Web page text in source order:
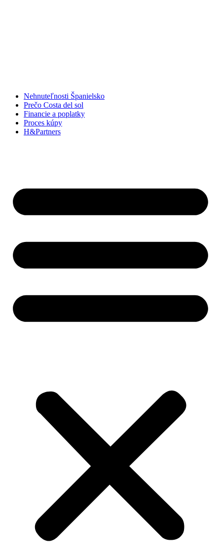
Nehnuteľnosti Španielsko
Prečo Costa del sol
Financie a poplatky
Proces kúpy
H&Partners